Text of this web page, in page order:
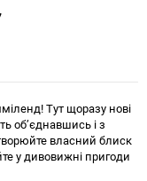
Тут щоразу нові
об’єднавшись і з
власний блиск
у дивовижні пригоди